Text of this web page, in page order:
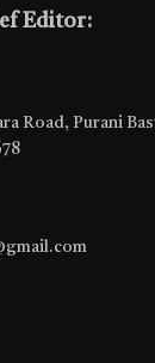
Editor:
Road, Purani